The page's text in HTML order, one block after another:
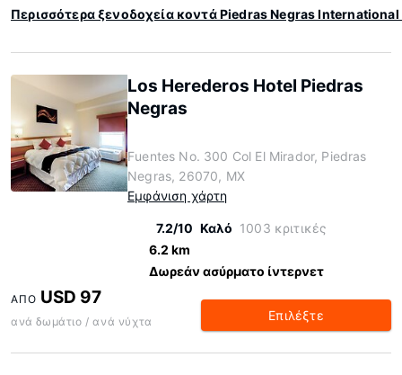
Περισσότερα ξενοδοχεία κοντά Piedras Negras
Los Herederos Hotel Piedras
Negras
Fuentes No. 300 Col El Mirador, Piedras
Negras, 26070, MX
Εμφάνιση χάρτη
7.2/10 Καλό 1003 κριτικές
6.2 km
Δωρεάν ασύρματο ίντερνετ
ΑΠΌ USD 97
ανά δωμάτιο / ανά νύχτα Επιλέξτε